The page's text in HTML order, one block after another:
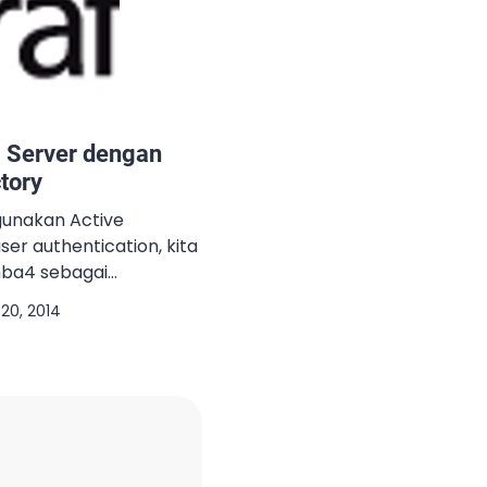
dengan
Active
authentication, kita
sebagai
bahwa Samba4
Untuk panduan
2014